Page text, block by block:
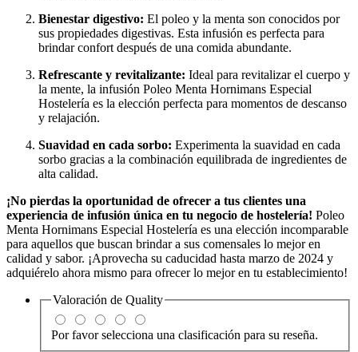
Bienestar digestivo: El poleo y la menta son conocidos por
sus propiedades digestivas. Esta infusión es perfecta para
brindar confort después de una comida abundante.
Refrescante y revitalizante: Ideal para revitalizar el cuerpo y
la mente, la infusión Poleo Menta Hornimans Especial
Hostelería es la elección perfecta para momentos de descanso
y relajación.
Suavidad en cada sorbo: Experimenta la suavidad en cada
sorbo gracias a la combinación equilibrada de ingredientes de
alta calidad.
¡No pierdas la oportunidad de ofrecer a tus clientes una
experiencia de infusión única en tu negocio de hostelería! Poleo
Menta Hornimans Especial Hostelería es una elección incomparable
para aquellos que buscan brindar a sus comensales lo mejor en
calidad y sabor. ¡Aprovecha su caducidad hasta marzo de 2024 y
adquiérelo ahora mismo para ofrecer lo mejor en tu establecimiento!
Valoración de Quality
Por favor selecciona una clasificación para su reseña.